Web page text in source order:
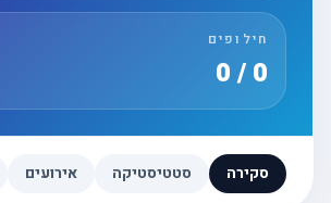
חילופים
סקירה סטטיסטיקה אירועים